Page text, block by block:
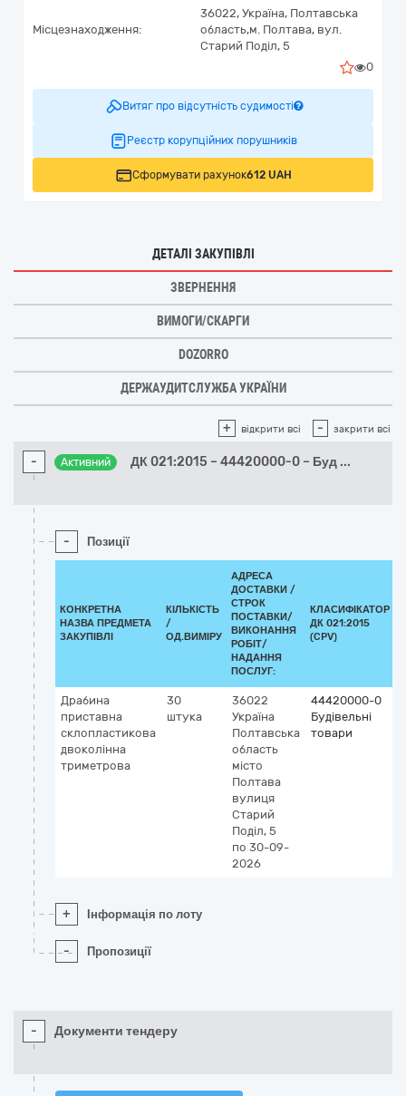
Місцезнаходження:
36022, Україна, Полтавська
область,м. Полтава, вул.
Старий Поділ, 5
0
Витяг про відсутність судимості
Реєстр корупційних порушників
Сформувати рахунок612 UAH
ДЕТАЛІ ЗАКУПІВЛІ
ЗВЕРНЕННЯ
ВИМОГИ/СКАРГИ
DOZORRO
ДЕРЖАУДИТСЛУЖБА УКРАЇНИ
+ відкрити всі - закрити всі
- Активний ДК 021:2015 – 44420000-0 – Буд ...
- Позиції
КОНКРЕТНА
НАЗВА ПРЕДМЕТА
ЗАКУПІВЛІ
КІЛЬКІСТЬ
/
ОД.ВИМІРУ
АДРЕСА
ДОСТАВКИ /
СТРОК
ПОСТАВКИ/
ВИКОНАННЯ
РОБІТ/
НАДАННЯ
ПОСЛУГ:
КЛАСИФІКАТОР
ДК 021:2015
(CPV)
Драбина
приставна
склопластикова
двоколінна
триметрова
30
штука
36022
Україна
Полтавська
область
місто
Полтава
вулиця
Старий
Поділ, 5
по 30-09-
2026
44420000-0
Будівельні
товари
+ Інформація по лоту
- Пропозиції
- Документи тендеру